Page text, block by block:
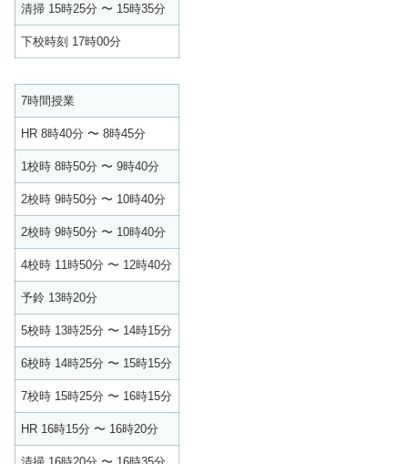
清掃 15時25分 〜 15時35分
下校時刻 17時00分
7時間授業
HR 8時40分 〜 8時45分
1校時 8時50分 〜 9時40分
2校時 9時50分 〜 10時40分
2校時 9時50分 〜 10時40分
4校時 11時50分 〜 12時40分
予鈴 13時20分
5校時 13時25分 〜 14時15分
6校時 14時25分 〜 15時15分
7校時 15時25分 〜 16時15分
HR 16時15分 〜 16時20分